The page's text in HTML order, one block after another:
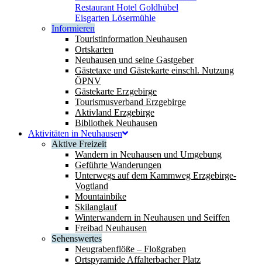
Restaurant Hotel Goldhübel
Eisgarten Lösermühle
Informieren
Touristinformation Neuhausen
Ortskarten
Neuhausen und seine Gastgeber
Gästetaxe und Gästekarte einschl. Nutzung
ÖPNV
Gästekarte Erzgebirge
Tourismusverband Erzgebirge
Aktivland Erzgebirge
Bibliothek Neuhausen
Aktivitäten in Neuhausen
Aktive Freizeit
Wandern in Neuhausen und Umgebung
Geführte Wanderungen
Unterwegs auf dem Kammweg Erzgebirge-
Vogtland
Mountainbike
Skilanglauf
Winterwandern in Neuhausen und Seiffen
Freibad Neuhausen
Sehenswertes
Neugrabenflöße – Floßgraben
Ortspyramide Affalterbacher Platz